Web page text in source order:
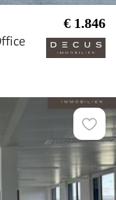
€ 1.846